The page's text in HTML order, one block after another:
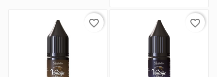
favorite_border favorite_border